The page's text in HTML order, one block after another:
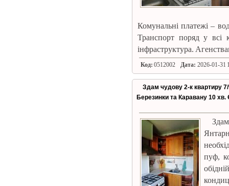
Комунальні платежі –
Транспорт поряд у всі
інфраструктура.
Код: 0512002 Дата: 2026-01-31
Здам чудову 2-к квартиру
Березинки та Каравану 10 хв.
пуф,